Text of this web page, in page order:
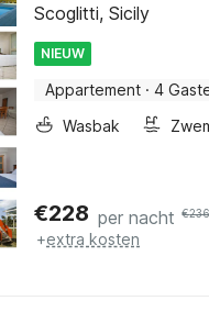
Scoglitti, Sicily
NIEUW
Appartement · 4
Wasbak
€228 per nacht €
+extra kosten